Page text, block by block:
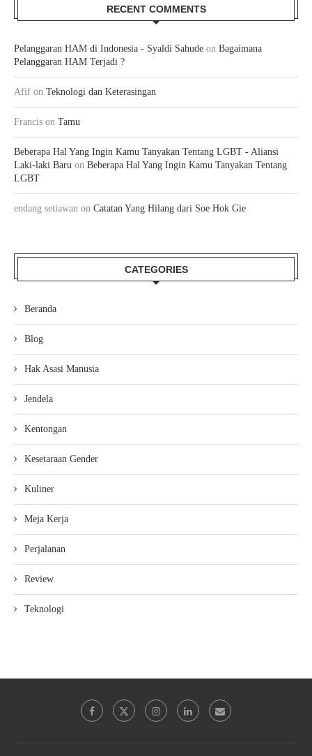
RECENT COMMENTS
Pelanggaran HAM di Indonesia - Syaldi Sahude on Bagaimana
Pelanggaran HAM Terjadi ?
Afif on Teknologi dan Keterasingan
Francis on Tamu
Beberapa Hal Yang Ingin Kamu Tanyakan Tentang LGBT - Aliansi
Laki-laki Baru on Beberapa Hal Yang Ingin Kamu Tanyakan Tentang
LGBT
endang setiawan on Catatan Yang Hilang dari Soe Hok Gie
CATEGORIES
Beranda
Blog
Hak Asasi Manusia
Jendela
Kentongan
Kesetaraan Gender
Kuliner
Meja Kerja
Perjalanan
Review
Teknologi